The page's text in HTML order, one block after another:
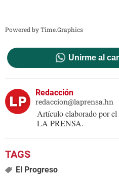
Powered by Time.Graphics
Unirme al
Redacción
redaccion@laprensa.hn
Artículo elaborado por
LA PRENSA.
El Progreso